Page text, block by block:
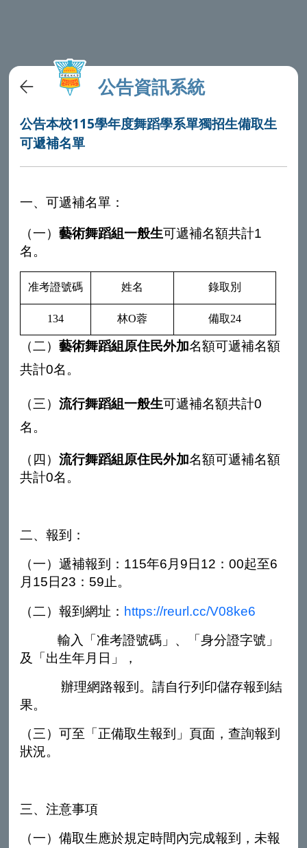
公告資訊系統
公告本校115學年度舞蹈學系單獨招生備取生
可遞補名單
一、可遞補名單：
（一）藝術舞蹈組一般生可遞補名額共計1
名。
准考證號碼 姓名 錄取別
134 林O蓉 備取24
（二）藝術舞蹈組 原住民外加名額可遞補名額
共計0名。
（三）流行舞蹈組一般生可遞補名額共計0
名。
（四）流行舞蹈組 原住民外加名額可遞補名額
共計0名。
二、報到：
（一）遞補報到： 115年6月 9 日 12 ：00起至6
月 15 日 23 ： 59止。
（二）報到網址： https://reurl.cc/V08ke6
輸入「准考證號碼」、「身分證字號」
及「出生年月日」，
辦理網路報到。請自行列印儲存報到結
果。
（三）可至「正備取生報到」頁面，查詢報到
狀況。
三、注意事項
（一）備取生應於規定時間內完成報到，未報